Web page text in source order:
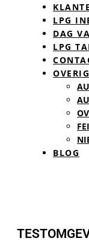
LPG
DAG
LPG
OVERIG
BLOG